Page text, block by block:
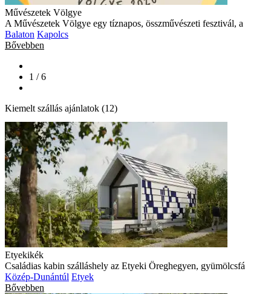
Művészetek Völgye
A Művészetek Völgye egy tíznapos, összművészeti fesztivál, a
Balaton Kapolcs
Bővebben
1 / 6
Kiemelt szállás ajánlatok (12)
Etyekikék
Családias kabin szálláshely az Etyeki Öreghegyen, gyümölcsfá
Közép-Dunántúl Etyek
Bővebben